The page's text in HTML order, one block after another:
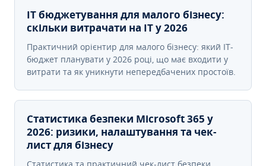
IT бюджетування для малого бізнесу:
скільки витрачати на IT у 2026
Практичний орієнтир для малого бізнесу: який IT-
бюджет планувати у 2026 році, що має входити у
витрати та як уникнути непередбачених простоїв.
Статистика безпеки Microsoft 365 у
2026: ризики, налаштування та чек-
лист для бізнесу